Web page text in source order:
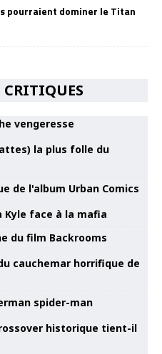
pourraient dominer le Titan
CRITIQUES
la plus folle du
Kyle face à la mafia
cauchemar horrifique de
historique tient-il